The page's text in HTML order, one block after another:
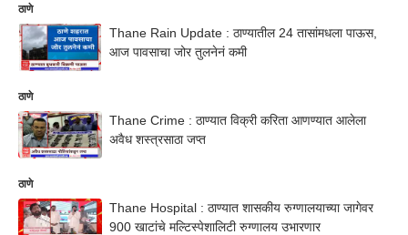
ठाणे
Thane Rain Update : ठाण्यातील 24 तासांमधला पाऊस,
आज पावसाचा जोर तुलनेनं कमी
ठाणे
Thane Crime : ठाण्यात विक्री करिता आणण्यात आलेला
अवैध शस्त्रसाठा जप्त
ठाणे
Thane Hospital : ठाण्यात शासकीय रुग्णालयाच्या जागेवर
900 खाटांचे मल्टिस्पेशालिटी रुग्णालय उभारणार